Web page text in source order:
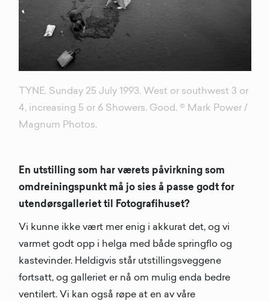
TYNE. Sunday 25 July 1993. West or southwest 3 or
4, increasing 5 or 6 Showers. Good. © Mark Power /
Magnum Photos.
En utstilling som har værets påvirkning som
omdreiningspunkt må jo sies å passe godt for
utendørsgalleriet til Fotografihuset?
Vi kunne ikke vært mer enig i akkurat det, og vi
varmet godt opp i helga med både springflo og
kastevinder. Heldigvis står utstillingsveggene
fortsatt, og galleriet er nå om mulig enda bedre
ventilert. Vi kan også røpe at en av våre